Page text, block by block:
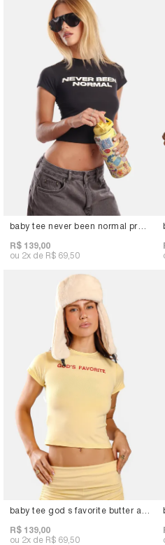
baby tee never been normal preto
R$ 139,00
2x R$ 69,50
R$ 139,00
2x R$ 69,50